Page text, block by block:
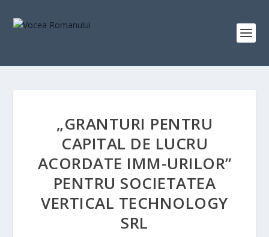
„GRANTURI PENTRU
CAPITAL DE LUCRU
ACORDATE IMM-URILOR”
PENTRU SOCIETATEA
VERTICAL TECHNOLOGY
SRL